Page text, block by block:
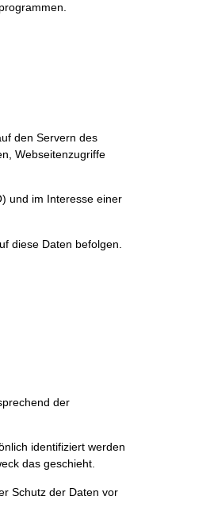
den Servern des
Webseitenzugriffe
und im Interesse einer
diese Daten befolgen.
der
identifiziert werden
das geschieht.
Schutz der Daten vor